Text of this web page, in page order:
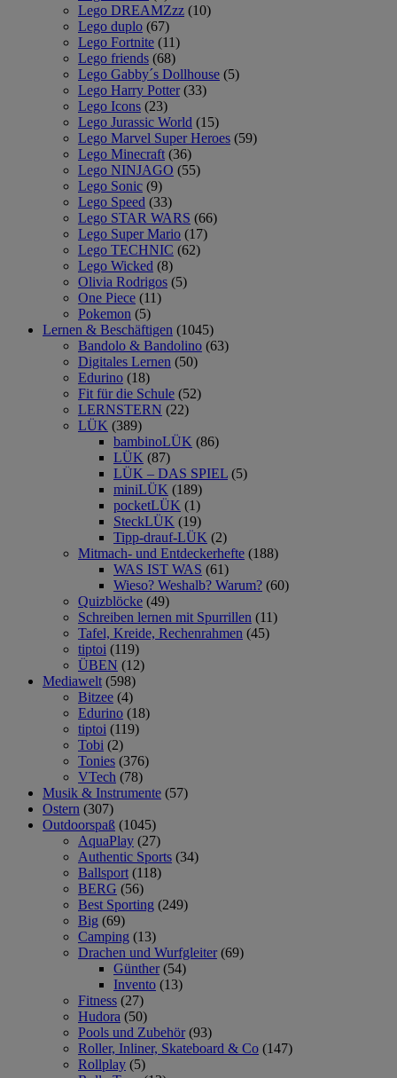
Lego DREAMZzz (10)
Lego duplo (67)
Lego Fortnite (11)
Lego friends (68)
Lego Gabby´s Dollhouse (5)
Lego Harry Potter (33)
Lego Icons (23)
Lego Jurassic World (15)
Lego Marvel Super Heroes (59)
Lego Minecraft (36)
Lego NINJAGO (55)
Lego Sonic (9)
Lego Speed (33)
Lego STAR WARS (66)
Lego Super Mario (17)
Lego TECHNIC (62)
Lego Wicked (8)
Olivia Rodrigos (5)
One Piece (11)
Pokemon (5)
Lernen & Beschäftigen (1045)
Bandolo & Bandolino (63)
Digitales Lernen (50)
Edurino (18)
Fit für die Schule (52)
LERNSTERN (22)
LÜK (389)
bambinoLÜK (86)
LÜK (87)
LÜK – DAS SPIEL (5)
miniLÜK (189)
pocketLÜK (1)
SteckLÜK (19)
Tipp-drauf-LÜK (2)
Mitmach- und Entdeckerhefte (188)
WAS IST WAS (61)
Wieso? Weshalb? Warum? (60)
Quizblöcke (49)
Schreiben lernen mit Spurrillen (11)
Tafel, Kreide, Rechenrahmen (45)
tiptoi (119)
ÜBEN (12)
Mediawelt (598)
Bitzee (4)
Edurino (18)
tiptoi (119)
Tobi (2)
Tonies (376)
VTech (78)
Musik & Instrumente (57)
Ostern (307)
Outdoorspaß (1045)
AquaPlay (27)
Authentic Sports (34)
Ballsport (118)
BERG (56)
Best Sporting (249)
Big (69)
Camping (13)
Drachen und Wurfgleiter (69)
Günther (54)
Invento (13)
Fitness (27)
Hudora (50)
Pools und Zubehör (93)
Roller, Inliner, Skateboard & Co (147)
Rollplay (5)